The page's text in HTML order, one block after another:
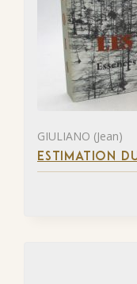
GIULIANO (Jean)
ESTIMATION